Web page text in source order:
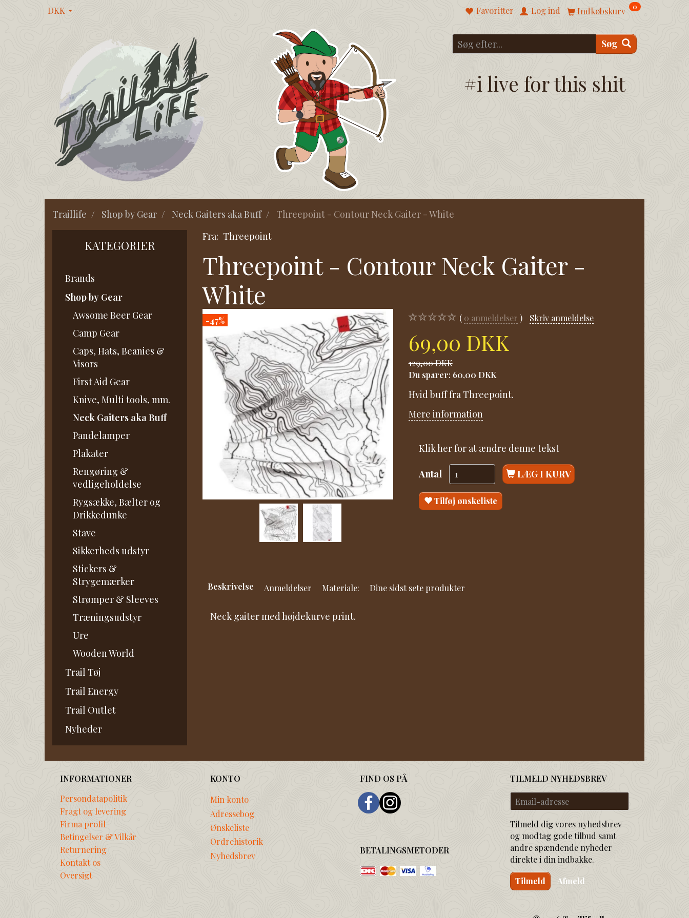
DKK Indkøbskurv 0
Favoritter Log ind
Søg
#i live for this shit
Traillife Shop by Gear Neck Gaiters aka Buff Threepoint - Contour Neck Gaiter - White
KATEGORIER
Brands
Shop by Gear
Awsome Beer Gear
Camp Gear
Caps, Hats, Beanies &
Visors
First Aid Gear
Knive, Multi tools, mm.
Neck Gaiters aka Buff
Pandelamper
Plakater
Rengøring &
vedligeholdelse
Rygsække, Bælter og
Drikkedunke
Stave
Sikkerheds udstyr
Stickers &
Strygemærker
Strømper & Sleeves
Træningsudstyr
Ure
Wooden World
Trail Tøj
Trail Energy
Trail Outlet
Nyheder
Fra: Threepoint
Threepoint - Contour Neck Gaiter -
White
-47% 0 anmeldelser Skriv anmeldelse
69,00 DKK
129,00 DKK
Du sparer: 60,00 DKK
Hvid buff fra Threepoint.
Mere information
Klik her for at ændre denne tekst
Antal LÆG I KURV
Tilføj ønskeliste
Beskrivelse Anmeldelser Materiale: Dine sidst sete produkter
Neck gaiter med højdekurve print.
INFORMATIONER
Persondatapolitik
Fragt og levering
Firma profil
Betingelser & Vilkår
Returnering
Kontakt os
Oversigt
KONTO
Min konto
Adressebog
Ønskeliste
Ordrehistorik
Nyhedsbrev
FIND OS PÅ
BETALINGSMETODER
TILMELD NYHEDSBREV
Email-
adresse
Tilmeld dig vores nyhedsbrev
og modtag gode tilbud samt
andre spændende nyheder
direkte i din indbakke.
Tilmeld Afmeld